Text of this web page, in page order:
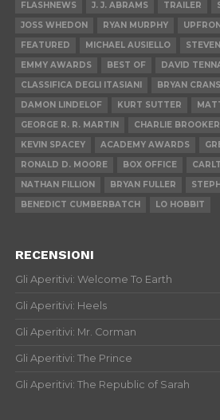
FLASHNEWS
J. J. ABRAMS TRAILER
JOSS WHEDON
RYAN MURPHY
FEATURED
MICHAEL AUSIELLO
EMMY AWARDS
BEST OF DAVID
CLASSIFICA DEGLI ITASIANI
BRYAN
DAMON LINDELOF
KURT SUTTER
GEORGE R. R. MARTIN
CHARLIE BROOKER
KEVIN SPACEY
ACADEMY AWARDS
RONALD D. MOORE
BOX OFFICE
NATHAN FILLION
BRYAN FULLER
BENEDICT CUMBERBATCH
LO HOBBIT
RECENSIONI
Gli Aperitivi: Welcome To Earth
Gli Aperitivi: Heels
Gli Aperitivi: Mr. Corman
Gli Aperitivi: The Prince
Gli Aperitivi: The Republic of Sarah